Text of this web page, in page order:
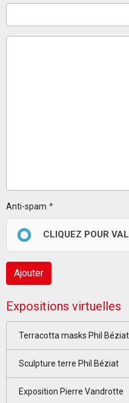
Anti-spam
CLIQUEZ POUR
Ajouter
Expositions virtuelles
Terracotta masks Phil Béziat
Sculpture terre Phil Béziat
Exposition Pierre Vandrotte